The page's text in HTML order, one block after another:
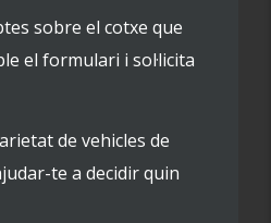
sobre el cotxe que
el formulari i sol·licita
de vehicles de
te a decidir quin